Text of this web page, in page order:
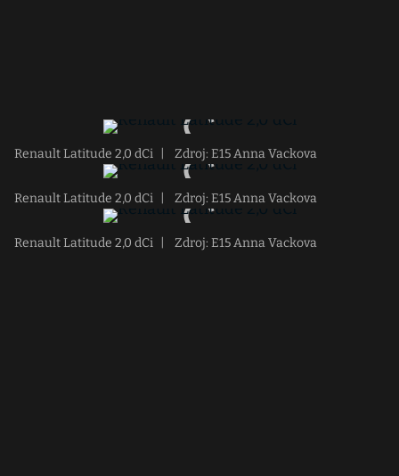
Renault Latitude 2,0 dCi Zdroj: E15 Anna Vackova
Renault Latitude 2,0 dCi Zdroj: E15 Anna Vackova
Renault Latitude 2,0 dCi Zdroj: E15 Anna Vackova